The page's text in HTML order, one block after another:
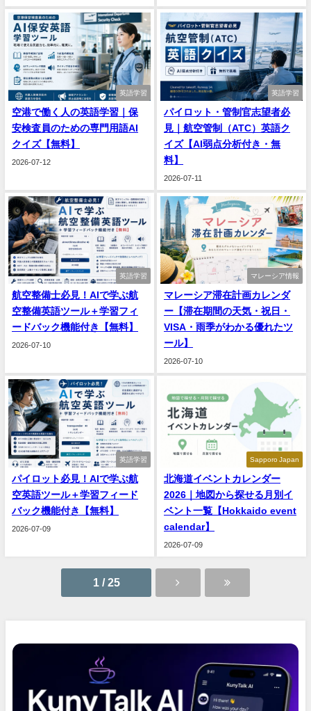
英語学習
空港で働く人の英語学習｜保
安検査員のための専門用語AI
クイズ【無料】
2026-07-12
英語学習
パイロット・管制官志望者必
見｜航空管制（ATC）英語ク
イズ【AI弱点分析付き・無
料】
2026-07-11
英語学習
航空整備士必見！AIで学ぶ航
空整備英語ツール＋学習フィ
ードバック機能付き【無料】
2026-07-10
マレーシア情報
マレーシア滞在計画カレンダ
ー【滞在期間の天気・祝日・
VISA・雨季がわかる優れたツ
ール】
2026-07-10
英語学習
パイロット必見！AIで学ぶ航
空英語ツール＋学習フィード
バック機能付き【無料】
2026-07-09
Sapporo Japan
北海道イベントカレンダー
2026｜地図から探せる月別イ
ベント一覧【Hokkaido event
calendar】
2026-07-09
1 / 25